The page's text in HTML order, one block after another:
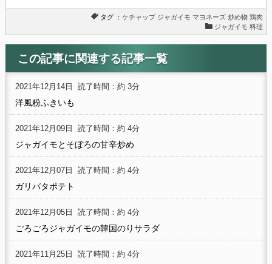
タグ ：ケチャップ ジャガイモ マヨネーズ 炒め物 鶏肉
ジャガイモ 料理
この記事に関連する記事一覧
2021年12月14日 読了時間：約 3分
洋風粉ふきいも
2021年12月09日 読了時間：約 4分
ジャガイモとそぼろの甘辛炒め
2021年12月07日 読了時間：約 4分
ガリバタポテト
2021年12月05日 読了時間：約 4分
ごろごろジャガイモの韓国のりサラダ
2021年11月25日 読了時間：約 4分